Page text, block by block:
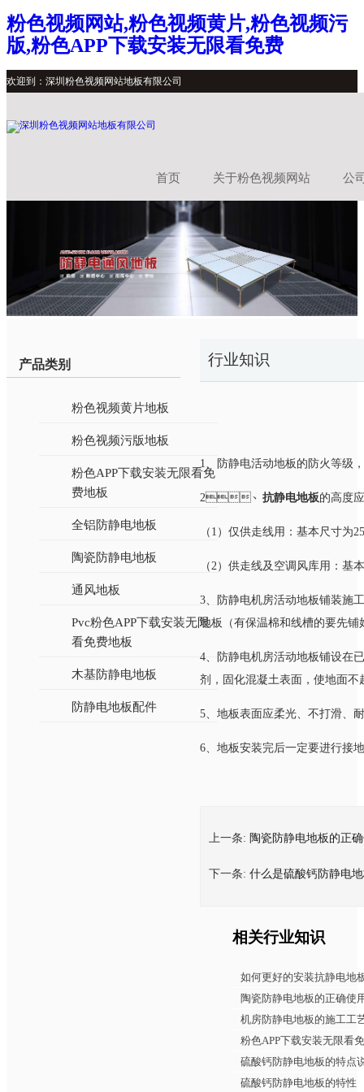
粉色视频网站,粉色视频黄片,粉色视频污
版,粉色APP下载安装无限看免费
欢迎到：深圳粉色视频网站地板有限公司
首页 关于粉色视频网站 公
产品类别
粉色视频黄片地板
粉色视频污版地板
粉色APP下载安装无限看免
费地板
全铝防静电地板
陶瓷防静电地板
通风地板
Pvc粉色APP下载安装无限
看免费地板
木基防静电地板
防静电地板配件
行业知识
1、防静电活动地板的防火等级
2、 抗静电地板的高度
（1）仅供走线用：基本尺寸为
（2）供走线及空调风库用：
3、防静电机房活动地板铺装施
地板（有保温棉和线槽的要先铺好
4、防静电机房活动地板铺设在
剂，固化混凝土表面，使地面不起
5、地板表面应柔光、不打滑、耐磨
6、地板安装完后一定要进行接地
上一条: 陶瓷防静电地板的正
下一条: 什么是硫酸钙防静电
相关行业知识
如何更好的安装抗静电地
陶瓷防静电地板的正确使
机房防静电地板的施工工
粉色APP下载安装无限看免
硫酸钙防静电地板的特点
硫酸钙防静电地板的特性